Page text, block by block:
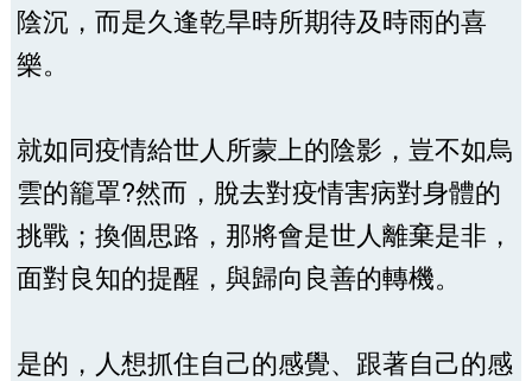
陰沉，而是久逢乾旱時所期待及時雨的喜
樂。
就如同疫情給世人所蒙上的陰影，豈不如烏
雲的籠罩?然而，脫去對疫情害病對身體的
挑戰；換個思路，那將會是世人離棄是非，
面對良知的提醒，與歸向良善的轉機。
是的，人想抓住自己的感覺、跟著自己的感